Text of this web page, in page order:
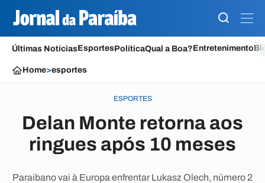
Últimas NotíciasEsportesPolíticaQual a Boa?Entretenimento
Home>esportes
ESPORTES
Delan Monte retorna aos
ringues após 10 meses
Paraibano vai à Europa enfrentar Lukasz Olech, número 2